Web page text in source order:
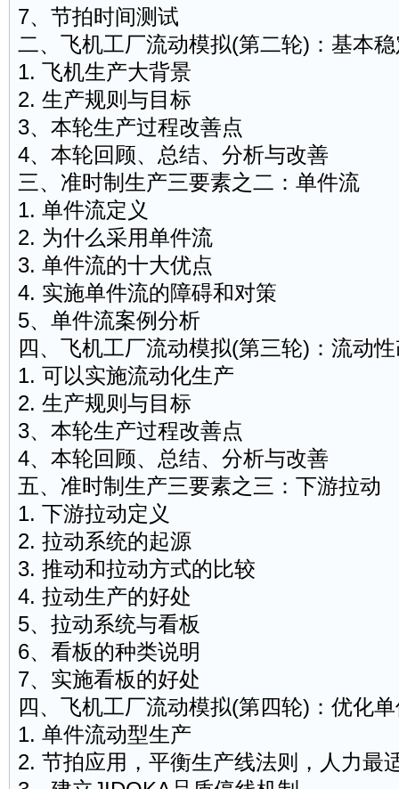
7、节拍时间测试
二、飞机工厂流动模拟(第二轮)：基本
1. 飞机生产大背景
2. 生产规则与目标
3、本轮生产过程改善点
4、本轮回顾、总结、分析与改善
三、准时制生产三要素之二：单件流
1. 单件流定义
2. 为什么采用单件流
3. 单件流的十大优点
4. 实施单件流的障碍和对策
5、单件流案例分析
四、飞机工厂流动模拟(第三轮)：流动
1. 可以实施流动化生产
2. 生产规则与目标
3、本轮生产过程改善点
4、本轮回顾、总结、分析与改善
五、准时制生产三要素之三：下游拉动
1. 下游拉动定义
2. 拉动系统的起源
3. 推动和拉动方式的比较
4. 拉动生产的好处
5、拉动系统与看板
6、看板的种类说明
7、实施看板的好处
四、飞机工厂流动模拟(第四轮)：优化
1. 单件流动型生产
2. 节拍应用，平衡生产线法则，人力最